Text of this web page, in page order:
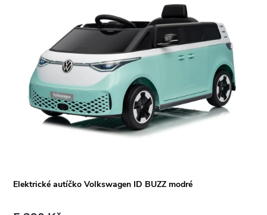
Elektrické autíčko Volkswagen ID BUZZ modré